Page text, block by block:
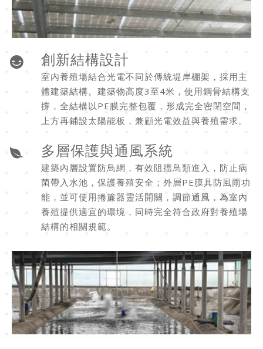
創新結構設計
室內養殖場結合光電不同於傳統堤岸棚架，採用主
體建築結構。建築物高度3至4米，使用鋼骨結構支
撐，全結構以PE膜完整包覆，形成完全密閉空間，
上方再鋪設太陽能板，兼顧光電效益與養殖需求。
多層保護與通風系統
建築內層設置防鳥網，有效阻擋鳥類進入，防止病
菌帶入水池，保護養殖安全；外層PE膜具防風雨功
能，並可使用捲簾器靈活開關，調節通風，為室內
養殖提供適宜的環境，同時完全符合政府對養殖場
結構的相關規範。